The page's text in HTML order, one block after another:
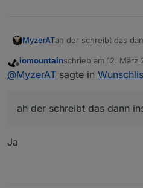
MyzerATah der schreibt das
Offline
iomountainschrieb am 12. März
zuletzt editiert von
@MyzerAT sagte in
ah der schreibt das dann
Ja